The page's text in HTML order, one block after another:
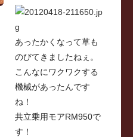
あったかくなって草も
のびてきましたねぇ。
こんなにワクワクする
機械があったんです
ね！
共立乗用モアRM950で
す！